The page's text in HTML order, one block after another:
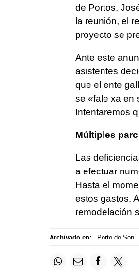
de Portos,
la reunión, el
proyecto se
Ante este
asistentes
que el ente
se «fale xa en
Intentaremos
Múltiples
Las
a efectuar
Hasta el
estos gastos.
remodelación
Archivado en: Porto do Son